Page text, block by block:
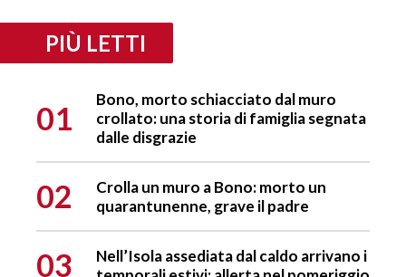
PIÙ LETTI
01
Bono, morto schiacciato dal muro
crollato: una storia di famiglia segnata
dalle disgrazie
02
Crolla un muro a Bono: morto un
quarantunenne, grave il padre
03
Nell’Isola assediata dal caldo arrivano i